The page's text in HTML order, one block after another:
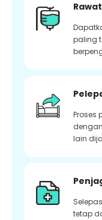
paling
Proses
lain
tetap